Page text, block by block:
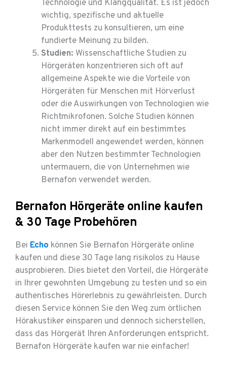
Technologie und Klangqualität. Es ist jedoch
wichtig, spezifische und aktuelle
Produkttests zu konsultieren, um eine
fundierte Meinung zu bilden.
Studien: Wissenschaftliche Studien zu
Hörgeräten konzentrieren sich oft auf
allgemeine Aspekte wie die Vorteile von
Hörgeräten für Menschen mit Hörverlust
oder die Auswirkungen von Technologien wie
Richtmikrofonen. Solche Studien können
nicht immer direkt auf ein bestimmtes
Markenmodell angewendet werden, können
aber den Nutzen bestimmter Technologien
untermauern, die von Unternehmen wie
Bernafon verwendet werden.
Bernafon Hörgeräte online kaufen
& 30 Tage Probehören
Bei Echo können Sie Bernafon Hörgeräte online
kaufen und diese 30 Tage lang risikolos zu Hause
ausprobieren. Dies bietet den Vorteil, die Hörgeräte
in Ihrer gewohnten Umgebung zu testen und so ein
authentisches Hörerlebnis zu gewährleisten. Durch
diesen Service können Sie den Weg zum örtlichen
Hörakustiker einsparen und dennoch sicherstellen,
dass das Hörgerät Ihren Anforderungen entspricht.
Bernafon Hörgeräte kaufen war nie einfacher!